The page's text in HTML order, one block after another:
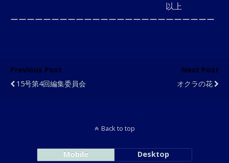
以上
ーーーーーーーーーーーーーーーーーーーーーーーーー
Previous Post
15号第4回編集委員会
Next Post
オクラの花
Back to top
Mobile Desktop